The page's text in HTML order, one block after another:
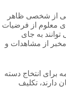
از شخصی ظاهر
معلوم از فرضیات
به جای
از مشاهدات و
برای انتخاج دسته
تکلیف